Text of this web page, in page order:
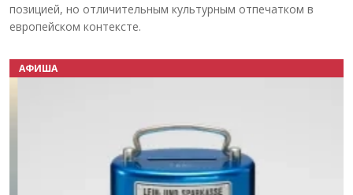
позицией, но отличительным культурным отпечатком в
европейском контексте.
АФИША